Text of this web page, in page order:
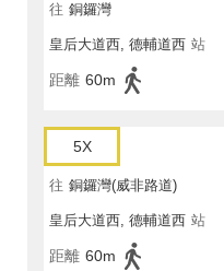
往 銅鑼灣
皇后大道西, 德輔道西 站
距離 60m
5X
往 銅鑼灣(威非路道)
皇后大道西, 德輔道西 站
距離 60m